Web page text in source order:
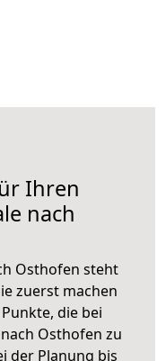
Ihren
nach
Osthofen steht
zuerst machen
die bei
Osthofen zu
der Planung bis